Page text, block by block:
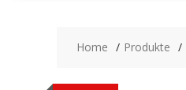
Home Produkte